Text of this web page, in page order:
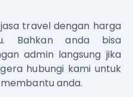
travel dengan harga
Bahkan anda bisa
admin langsung jika
hubungi kami untuk
anda.